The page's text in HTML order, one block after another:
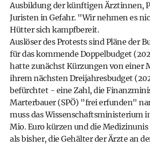
Ausbildung der künftigen Ärztinnen,
Juristen in Gefahr. "Wir nehmen es
Hütter sich kampfbereit.
Auslöser des Protests sind Pläne der
für das kommende Doppelbudget
hatte zunächst Kürzungen von einer
ihrem nächsten Dreijahresbudget
befürchtet - eine Zahl, die
Marterbauer (SPÖ) "frei erfunden"
muss das Wissenschaftsministerium
Mio. Euro kürzen und die Medizinunis
als bisher, die Gehälter der Ärzte an